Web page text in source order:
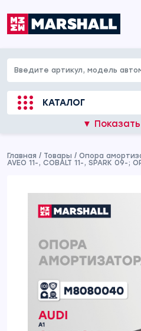
КАТАЛОГ
▼
Главная / Товары / Опора
AVEO 11-, COBALT 11-, SPARK 09-;